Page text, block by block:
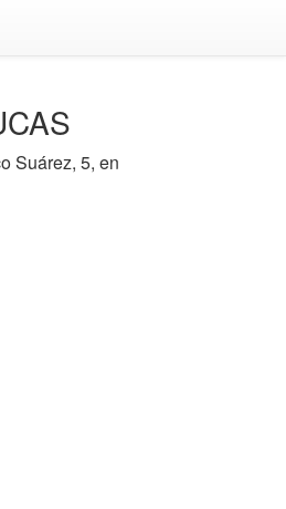
Suárez, 5, en